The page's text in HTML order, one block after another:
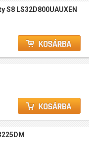
S8 LS32D800UAUXEN